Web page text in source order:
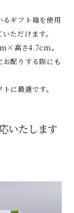
るギフト箱を使用
ただけます。
高さ4.7cm。
配りする際にも
に最適です。
いたします